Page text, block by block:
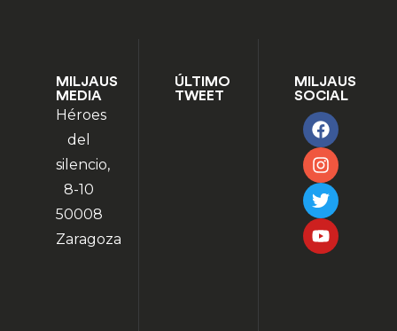
MILJAUS
MEDIA
Héroes
del
silencio,
8-10
50008
Zaragoza
ÚLTIMO
TWEET
MILJAUS
SOCIAL